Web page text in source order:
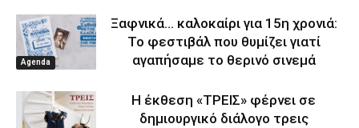
Agenda
Ξαφνικά… καλοκαίρι για 15η χρονιά:
Το φεστιβάλ που θυμίζει γιατί
αγαπήσαμε το θερινό σινεμά
Η έκθεση «ΤΡΕΙΣ» φέρνει σε
δημιουργικό διάλογο τρεις